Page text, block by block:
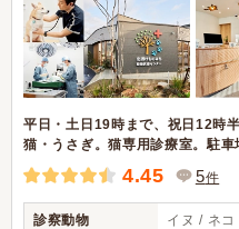
平日・土日19時まで、祝日12時
猫・うさぎ。猫専用診療室。駐車
4.45 5件
診察動物 イヌ / ネ